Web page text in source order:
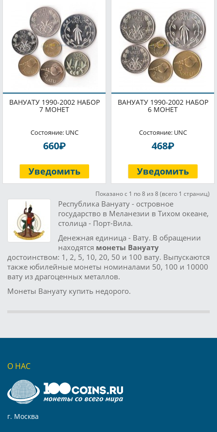
ВАНУАТУ 1990-2002 НАБОР
7 МОНЕТ
Состояние: UNC
660P
Уведомить
ВАНУАТУ 1990-2002 НАБОР
6 МОНЕТ
Состояние: UNC
468P
Уведомить
Показано с 1 по 8 из 8 (всего 1 страниц)
Республика Вануату - островное
государство в Меланезии в Тихом океане,
столица - Порт-Вила.
Денежная единица - Вату. В обращении
находятся монеты Вануату
достоинством: 1, 2, 5, 10, 20, 50 и 100 вату. Выпускаются
также юбилейные монеты номиналами 50, 100 и 10000
вату из драгоценных металлов.
Монеты Вануату купить недорого.
О НАС
г. Москва